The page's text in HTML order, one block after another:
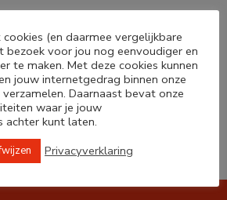
 
(en daarmee vergelijkbare
bezoek voor jou nog eenvoudiger en
te maken. Met deze cookies kunnen
jouw internetgedrag binnen onze
Daarnaast bevat onze
waar je jouw
achter kunt laten.
Privacyverklaring